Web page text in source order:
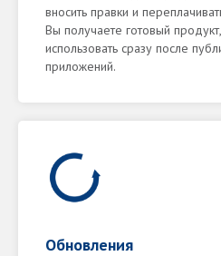
вносить правки и
Вы получаете готовый
использовать сразу после
приложений.
Обновления